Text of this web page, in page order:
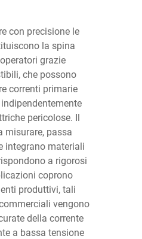
con precisione le
la spina
grazie
che possono
correnti primarie
pericolose. Il
misurare, passa
integrano materiali
a rigorosi
coprono
produttivi, tali
vengono
della corrente
a bassa tensione